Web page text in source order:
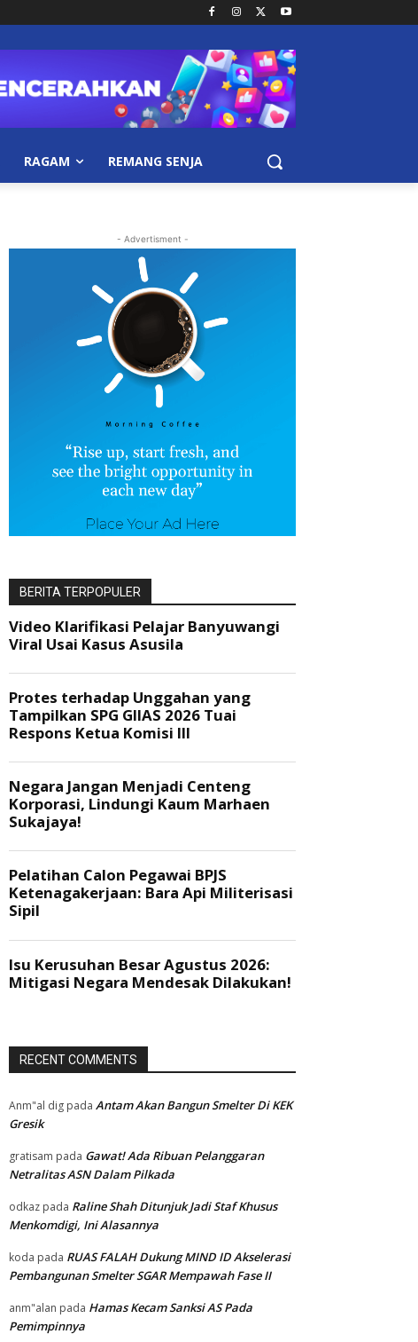
RAGAM REMANG SENJA
- Advertisment -
BERITA TERPOPULER
RECENT COMMENTS
Anm"al dig pada Antam Akan Bangun Smelter Di KEK
Gresik
gratisam pada Gawat! Ada Ribuan Pelanggaran
Netralitas ASN Dalam Pilkada
odkaz pada Raline Shah Ditunjuk Jadi Staf Khusus
Menkomdigi, Ini Alasannya
koda pada RUAS FALAH Dukung MIND ID Akselerasi
Pembangunan Smelter SGAR Mempawah Fase II
anm"alan pada Hamas Kecam Sanksi AS Pada
Pemimpinnya